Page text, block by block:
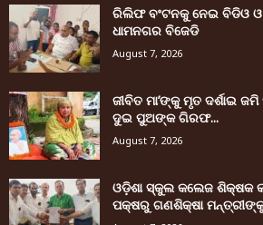
ରିଲିଫ ବଂଟନକୁ ନେଇ ବିଡିଓ ଓ
ଧାମନଗର ବିଜେଡି
August 7, 2026
ଜୀବିତ ମା’ଙ୍କୁ ମୃତ ଦର୍ଶାଇ
ଦୁଇ ପୁଅଙ୍କ ଗିରଫ...
August 7, 2026
ଓଡ଼ିଶା ସ୍କୁଲ କଲେଜ ଶିକ୍ଷକ
ପକ୍ଷରୁ ଗଣଶିକ୍ଷା